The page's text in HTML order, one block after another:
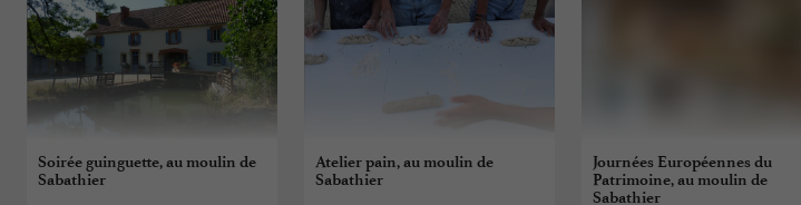
Soirée guinguette, au moulin de
Sabathier
Atelier pain, au moulin de
Sabathier
Journées Européennes du
Patrimoine, au moulin de
Sabathier